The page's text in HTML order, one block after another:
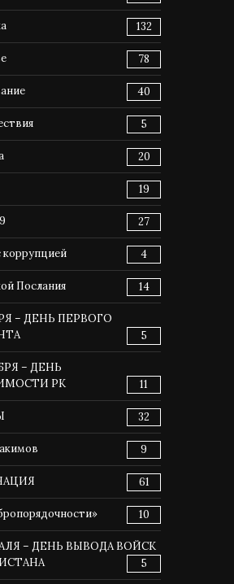
132
78
40
5
20
19
27
коррупцией 4
Послания 14
– ДЕНЬ ПЕРВОГО
5
– ДЕНЬ
РК
11
32
9
61
10
– ДЕНЬ ВЫВОДА ВОЙСК
5